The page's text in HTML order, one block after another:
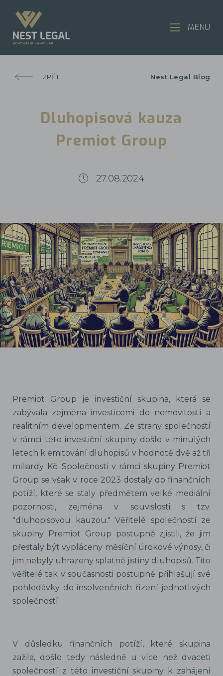
ZPĚT Nest Legal Blog
Dluhopisová kauza
Premiot Group
27.08.2024
Premiot Group je investiční skupina, která se
zabývala zejména investicemi do nemovitostí a
realitním developmentem. Ze strany společností
v rámci této investiční skupiny došlo v minulých
letech k emitování dluhopisů v hodnotě dvě až tři
miliardy Kč. Společnosti v rámci skupiny Premiot
Group se však v roce 2023 dostaly do finančních
potíží, které se staly předmětem velké mediální
pozornosti, zejména v souvislosti s tzv.
"dluhopisovou kauzou." Věřitelé společností ze
skupiny Premiot Group postupně zjistili, že jim
přestaly být vypláceny měsíční úrokové výnosy, či
jim nebyly uhrazeny splatné jistiny dluhopisů. Tito
věřitelé tak v současnosti postupně přihlašují své
pohledávky do insolvenčních řízení jednotlivých
společností.
V důsledku finančních potíží, které skupina
zažila, došlo tedy následně u více než dvaceti
společností z této investiční skupiny k zahájení
MENU